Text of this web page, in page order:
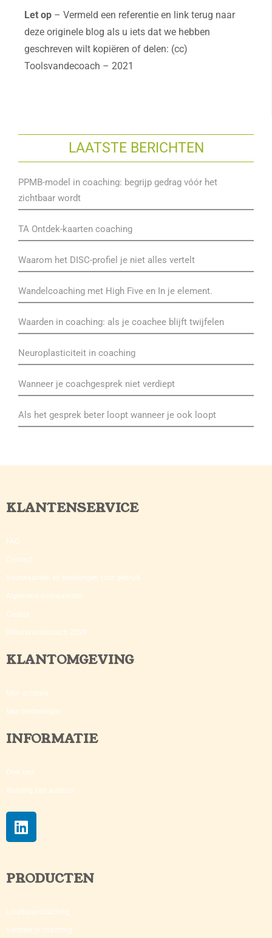
Let op – Vermeld een referentie en link terug naar
deze originele blog als u iets dat we hebben
geschreven wilt kopiëren of delen: (cc)
Toolsvandecoach – 2021
LAATSTE BERICHTEN
PPMB-model in coaching: begrijp gedrag vóór het
zichtbaar wordt
TA Ontdek-kaarten coaching
Waarom het DISC-profiel je niet alles vertelt
Wandelcoaching met High Five en In je element.
Waarden in coaching: als je coachee blijft twijfelen
Neuroplasticiteit in coaching
Wanneer je coachgesprek niet verdiept
Als het gesprek beter loopt wanneer je ook loopt
KLANTENSERVICE
FAQ
Contact
Voorwaarden en bepalingen voor gebruik
Algemene voorwaarden
Credits
©toolsvandecoach 2020
KLANTOMGEVING
Mijn account
Mijn bestellingen
INFORMATIE
Over ons
Werving van auteurs
PRODUCTEN
Loopbaancoaching
Versterk je coaching​